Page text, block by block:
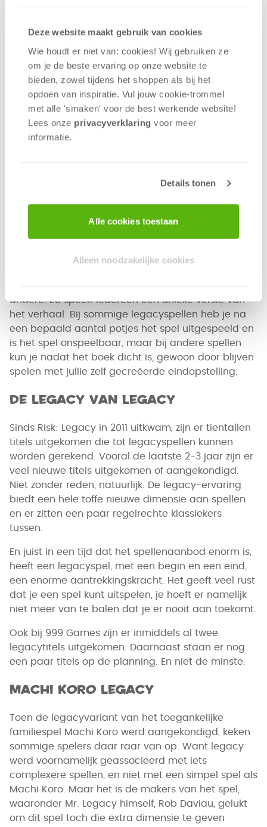
Deze website maakt gebruik van cookies
Wie houdt er niet van: cookies! Wij gebruiken ze
om je de beste ervaring op onze website te
bieden, zowel tijdens het shoppen als bij het
opdoen van inspiratie. Vul jouw cookie-trommel
met alle 'smaken' voor de best werkende website​!
Lees onze privacyverklaring voor meer
informatie.
Details tonen
Alle cookies toestaan
Alleen noodzakelijke cookies
vanaf moment één al moeite mee hebt om je
nieuwsgierigheid in bedwang te houden. Want bij
veel legacyspellen komen de nieuwe spelregels
vaak ook met spiksplinternieuwe speelstukken. En
wie houdt er nou niet van pakjes openmaken? Dit
betekent wel dat je lang niet alles van een spel
aan je vrienden kan of mag vertellen. Niemand
houdt van spoilers.
verschillende variabelen zorgen er op den duur
andere. Zo speelt iedereen een unieke versie van
het verhaal. Bij sommige legacyspellen heb je na
een bepaald aantal potjes het spel uitgespeeld en
is het spel onspeelbaar, maar bij andere spellen
kun je nadat het boek dicht is, gewoon door blijven
spelen met jullie zelf gecreëerde eindopstelling.
De legacy van legacy
Sinds Risk: Legacy in 2011 uitkwam, zijn er tientallen
titels uitgekomen die tot legacyspellen kunnen
worden gerekend. Vooral de laatste 2-3 jaar zijn er
veel nieuwe titels uitgekomen of aangekondigd.
Niet zonder reden, natuurlijk. De legacy-ervaring
biedt een hele toffe nieuwe dimensie aan spellen
en er zitten een paar regelrechte klassiekers
tussen.
En juist in een tijd dat het spellenaanbod enorm is,
heeft een legacyspel, met een begin en een eind,
een enorme aantrekkingskracht. Het geeft veel rust
dat je een spel kunt uitspelen, je hoeft er namelijk
niet meer van te balen dat je er nooit aan toekomt.
Ook bij 999 Games zijn er inmiddels al twee
legacytitels uitgekomen. Daarnaast staan er nog
een paar titels op de planning. En niet de minste.
Machi Koro Legacy
Toen de legacyvariant van het toegankelijke
familiespel Machi Koro werd aangekondigd, keken
sommige spelers daar raar van op. Want legacy
werd voornamelijk geassocieerd met iets
complexere spellen, en niet met een simpel spel als
Machi Koro. Maar het is de makers van het spel,
waaronder Mr. Legacy himself, Rob Daviau, gelukt
om dit spel toch die extra dimensie te geven